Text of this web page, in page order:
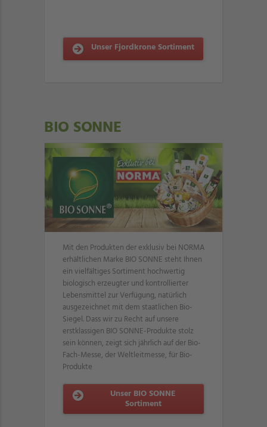
Unser Fjordkrone Sortiment
BIO SONNE
Mit den Produkten der exklusiv bei NORMA
erhältlichen Marke BIO SONNE steht Ihnen
ein vielfältiges Sortiment hochwertig
biologisch erzeugter und kontrollierter
Lebensmittel zur Verfügung, natürlich
ausgezeichnet mit dem staatlichen Bio-
Siegel. Dass wir zu Recht auf unsere
erstklassigen BIO SONNE-Produkte stolz
sein können, zeigt sich jährlich auf der Bio-
Fach-Messe, der Weltleitmesse, für Bio-
Produkte
Unser BIO SONNE
Sortiment